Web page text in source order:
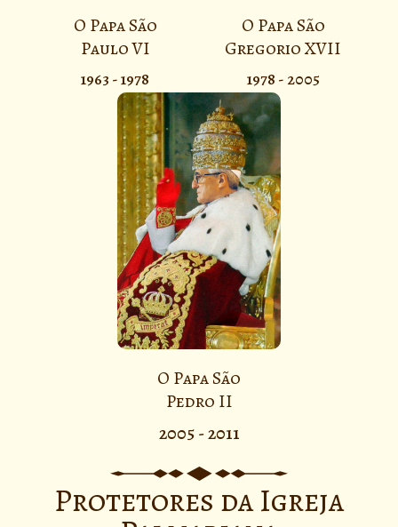
O Papa São
Paulo VI
1963 - 1978
O Papa São
Gregorio XVII
1978 - 2005
O Papa São
Pedro II
2005 - 2011
Protetores da Igreja